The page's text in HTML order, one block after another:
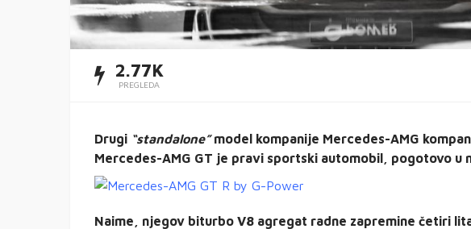
2.77K
PREGLEDA
Drugi “standalone”model kompanije Mercedes-AMG
Mercedes-AMG GT je pravi sportski automobil, pogotovo u
Naime, njegov biturbo V8 agregat radne zapremine četiri